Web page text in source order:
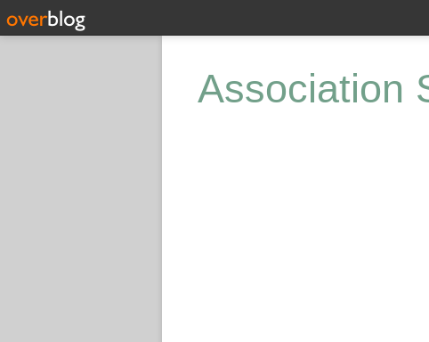
Association